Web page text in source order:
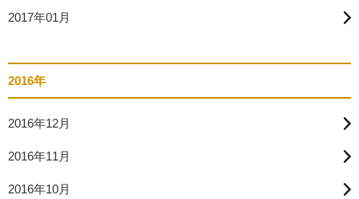
2017年01月
2016年
2016年12月
2016年11月
2016年10月